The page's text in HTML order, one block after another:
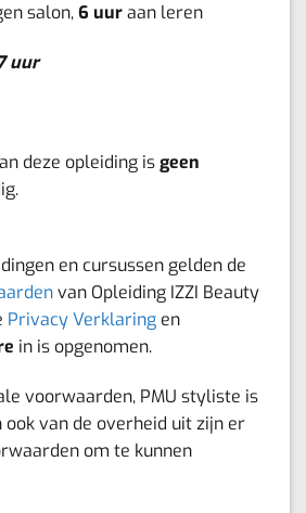
salon,6 uuraan leren
uur
deze opleiding isgeen
en cursussen gelden de
van Opleiding IZZI Beauty
Privacy Verklaring en
in is opgenomen.
voorwaarden, PMU styliste is
ook van de overheid uit zijn er
om te kunnen